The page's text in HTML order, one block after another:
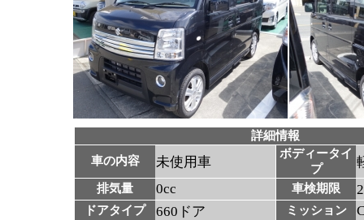
詳細情報
車の内容
未使用車
ボディータイ
プ
排気量 0cc 車検期限
ドアタイプ 660ドア ミッション